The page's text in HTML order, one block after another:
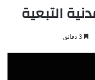
التبعية